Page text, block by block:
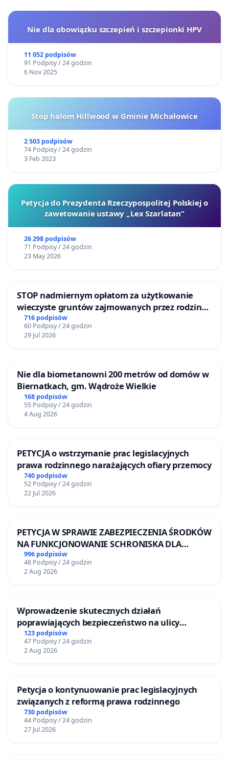
Nie dla obowiązku szczepień i szczepionki HPV
11 052 podpisów
91 Podpisy / 24 godzin
6 Nov 2025
Stop halom Hillwood w Gminie Michałowice
2 503 podpisów
74 Podpisy / 24 godzin
3 Feb 2023
Petycja do Prezydenta Rzeczypospolitej Polskiej o
zawetowanie ustawy „Lex Szarlatan”
26 298 podpisów
71 Podpisy / 24 godzin
23 May 2026
STOP nadmiernym opłatom za użytkowanie
wieczyste gruntów zajmowanych przez rodzinne
ogrody działkowe.
716 podpisów
60 Podpisy / 24 godzin
29 Jul 2026
Nie dla biometanowni 200 metrów od domów w
Biernatkach, gm. Wądroże Wielkie
168 podpisów
55 Podpisy / 24 godzin
4 Aug 2026
PETYCJA o wstrzymanie prac legislacyjnych
prawa rodzinnego narażających ofiary przemocy
740 podpisów
52 Podpisy / 24 godzin
22 Jul 2026
PETYCJA W SPRAWIE ZABEZPIECZENIA ŚRODKÓW
NA FUNKCJONOWANIE SCHRONISKA DLA
BEZDOMNYCH ZWIERZĄT W SKARYSZEWIE
996 podpisów
48 Podpisy / 24 godzin
2 Aug 2026
Wprowadzenie skutecznych działań
poprawiających bezpieczeństwo na ulicy
Żeromskiego w Otwocku
123 podpisów
47 Podpisy / 24 godzin
2 Aug 2026
Petycja o kontynuowanie prac legislacyjnych
związanych z reformą prawa rodzinnego
730 podpisów
44 Podpisy / 24 godzin
27 Jul 2026